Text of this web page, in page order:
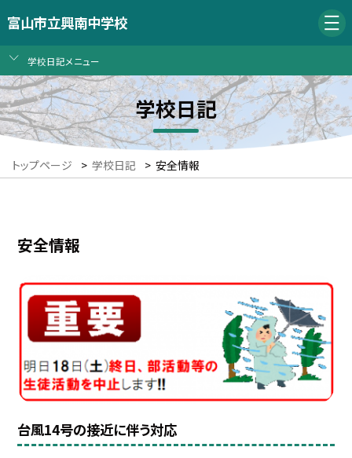
富山市立興南中学校
学校日記メニュー
学校日記
トップページ > 学校日記 > 安全情報
安全情報
台風14号の接近に伴う対応